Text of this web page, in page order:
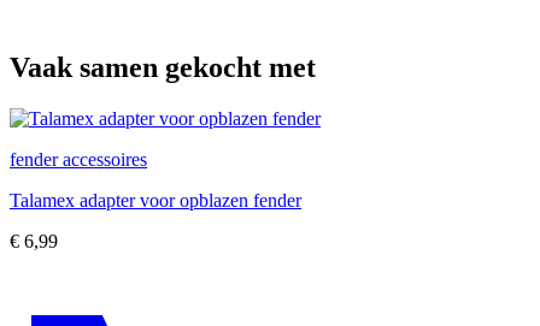
Vaak samen gekocht met
fender accessoires
Talamex adapter voor opblazen fender
€ 6,99